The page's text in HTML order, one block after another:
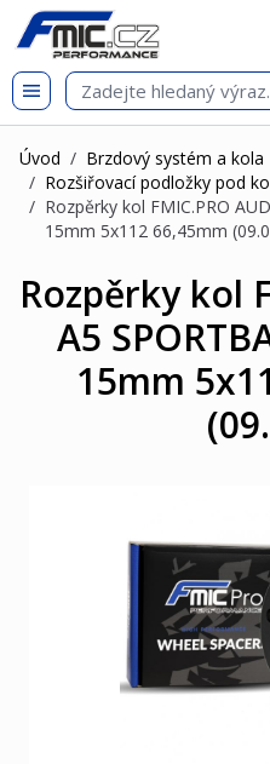
Přejít na obsah
git s
Úvod / Brzdový systém a kola
/ Rozšiřovací podložky pod
/ Rozpěrky kol FMIC.PRO
15mm 5x112 66,45mm
Rozpěrky kol
A5
15mm